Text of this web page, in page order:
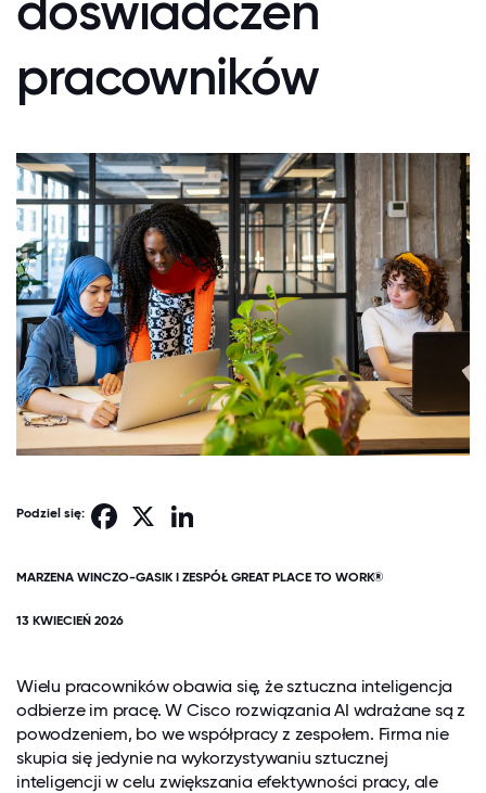
pracowników
Podziel się: Facebook
MARZENA WINCZO-GASIK I ZESPÓŁ GREAT PLACE TO WORK®
13 KWIECIEŃ 2026
Wielu pracowników obawia się, że sztuczna inteligencja
odbierze im pracę. W Cisco rozwiązania AI wdrażane są z
powodzeniem, bo we współpracy z zespołem. Firma nie
skupia się jedynie na wykorzystywaniu sztucznej
inteligencji w celu zwiększania efektywności pracy, ale